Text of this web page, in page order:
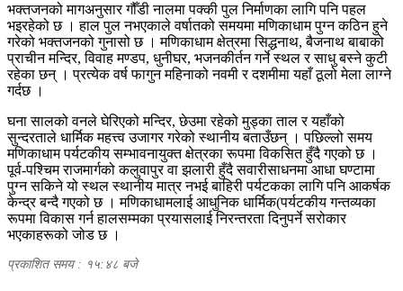
भक्तजनको मागअनुसार गौँडी नालमा पक्की पुल निर्माणका लागि पनि पहल
भइरहेको छ । हाल पुल नभएकाले वर्षातको समयमा मणिकाधाम पुग्न कठिन हुने
गरेको भक्तजनको गुनासो छ । मणिकाधाम क्षेत्रमा सिद्धनाथ, बैजनाथ बाबाको
प्राचीन मन्दिर, विवाह मण्डप, धुनीघर, भजनकीर्तन गर्ने स्थल र साधु बस्ने कुटी
रहेका छन् । प्रत्येक वर्ष फागुन महिनाको नवमी र दशमीमा यहाँ ठूलो मेला लाग्ने
गर्दछ ।
घना सालको वनले घेरिएको मन्दिर, छेउमा रहेको मुड्का ताल र यहाँको
सुन्दरताले धार्मिक महत्त्व उजागर गरेको स्थानीय बताउँछन् । पछिल्लो समय
मणिकाधाम पर्यटकीय सम्भावनायुक्त क्षेत्रका रूपमा विकसित हुँदै गएको छ ।
पूर्व-पश्चिम राजमार्गको कलुवापुर वा झलारी हुँदै सवारीसाधनमा आधा घण्टामा
पुग्न सकिने यो स्थल स्थानीय मात्र नभई बाहिरी पर्यटकका लागि पनि आकर्षक
केन्द्र बन्दै गएको छ । मणिकाधामलाई आधुनिक धार्मिक(पर्यटकीय गन्तव्यका
रूपमा विकास गर्न हालसम्मका प्रयासलाई निरन्तरता दिनुपर्ने सरोकार
भएकाहरूको जोड छ ।
प्रकाशित समय : १५:४८ बजे